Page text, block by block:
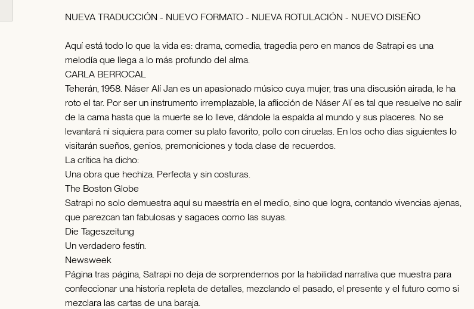
NUEVA TRADUCCIÓN - NUEVO FORMATO - NUEVA ROTULACIÓN - NUEVO DISEÑO
Aquí está todo lo que la vida es: drama, comedia, tragedia pero en manos de Satrapi es una
melodía que llega a lo más profundo del alma.
CARLA BERROCAL
Teherán, 1958. Náser Alí Jan es un apasionado músico cuya mujer, tras una discusión airada, le ha
roto el tar. Por ser un instrumento irremplazable, la aflicción de Náser Alí es tal que resuelve no salir
de la cama hasta que la muerte se lo lleve, dándole la espalda al mundo y sus placeres. No se
levantará ni siquiera para comer su plato favorito, pollo con ciruelas. En los ocho días siguientes lo
visitarán sueños, genios, premoniciones y toda clase de recuerdos.
La crítica ha dicho:
Una obra que hechiza. Perfecta y sin costuras.
The Boston Globe
Satrapi no solo demuestra aquí su maestría en el medio, sino que logra, contando vivencias ajenas,
que parezcan tan fabulosas y sagaces como las suyas.
Die Tageszeitung
Un verdadero festín.
Newsweek
Página tras página, Satrapi no deja de sorprendernos por la habilidad narrativa que muestra para
confeccionar una historia repleta de detalles, mezclando el pasado, el presente y el futuro como si
mezclara las cartas de una baraja.